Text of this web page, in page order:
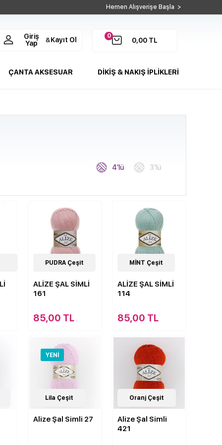
Hemen Alışverişe Başla >
0
0,00 TL
Giriş
Yap
& Kayıt Ol
ÇANTA AKSESUAR DİKİŞ & NAKIŞ İPLİKLERİ
4'lü 3'lü
33Çeşit
PUDRA Çeşit
ALİZE ŞAL SİMLİ
161
85,00 TL
33 Çeşit
MİNT Çeşit
ALİZE ŞAL SİMLİ
114
85,00 TL
YENI
33 Çeşit
Lila Çeşit
Alize Şal Simli 27
33Çeşit
Oranj Çeşit
Alize Şal Simli
421